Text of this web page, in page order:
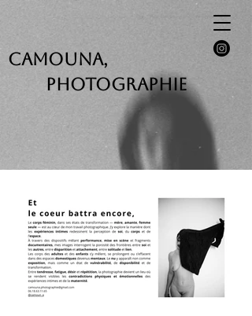
CAMOUNA,
Photographie